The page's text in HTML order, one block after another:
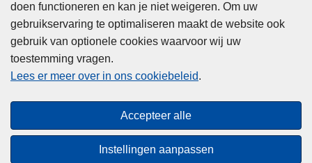
doen functioneren en kan je niet weigeren. Om uw
gebruikservaring te optimaliseren maakt de website ook
gebruik van optionele cookies waarvoor wij uw
toestemming vragen.
Lees er meer over in ons cookiebeleid.
Accepteer alle
Instellingen aanpassen
Disclaimer
Privacy
Cookies
Toegankelijkheid